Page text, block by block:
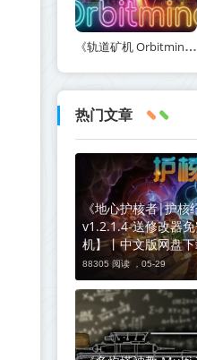
《轨道矿机 Orbitmine》Build.24135737-免安装中文版丨中文版网盘下载
热门文章
《地心护核者|护核
v1.2.1.4-送修改器
机】丨中文版网盘
88305 阅读 ， 05-29